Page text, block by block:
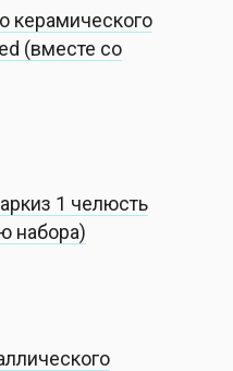
керамического
(вместе со
1 челюсть
набора)